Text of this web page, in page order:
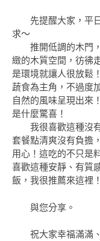
先提醒大家，平日
求～
推開低調的木門，
緻的木質空間，彷彿
是環境就讓人很放鬆
蔬食為主角，不過度
自然的風味呈現出來
是什麼驚喜！
我很喜歡這種沒有
套餐點清爽沒有負擔
用心！這吃的不只是
喜歡這種安靜、有質
飯，我很推薦來這裡！
與您分享。
祝大家幸福滿滿、